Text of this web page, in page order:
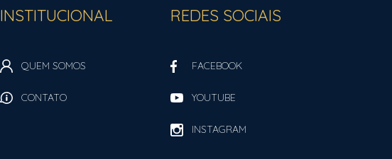
INSTITUCIONAL
QUEM SOMOS
CONTATO
REDES SOCIAIS
FACEBOOK
YOUTUBE
INSTAGRAM